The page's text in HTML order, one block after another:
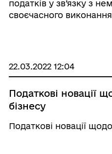
стану в Україні?
податків у зв’язку з
своєчасного
22.03.2022 12:04
Податкові новації
бізнесу
Податкові новації